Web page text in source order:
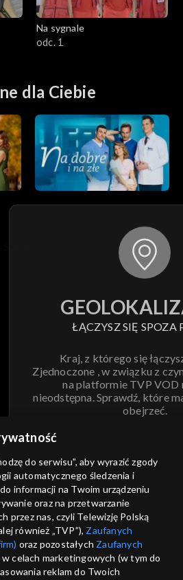
Na sygnale
odc. 1
dla Ciebie
ŁĄCZYSZ SIĘ SPOZA
Kraj, z którego się
Zjednoczone , w związku z
na platformie TVP VOD
nieodstępna. Sprawdź, które
obejrzeć.
ANULUJ
do serwisu", aby wyrazić zgody
automatycznego śledzenia i
informacji na Twoim urządzeniu
oraz na przetwarzanie
przez nas, czyli Telewizję Polską
również „TVP”), Zaufanych
oraz pozostałych Zaufanych
w celach marketingowych (w tym do
reklam do Twoich